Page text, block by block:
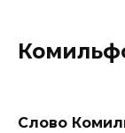
Слово